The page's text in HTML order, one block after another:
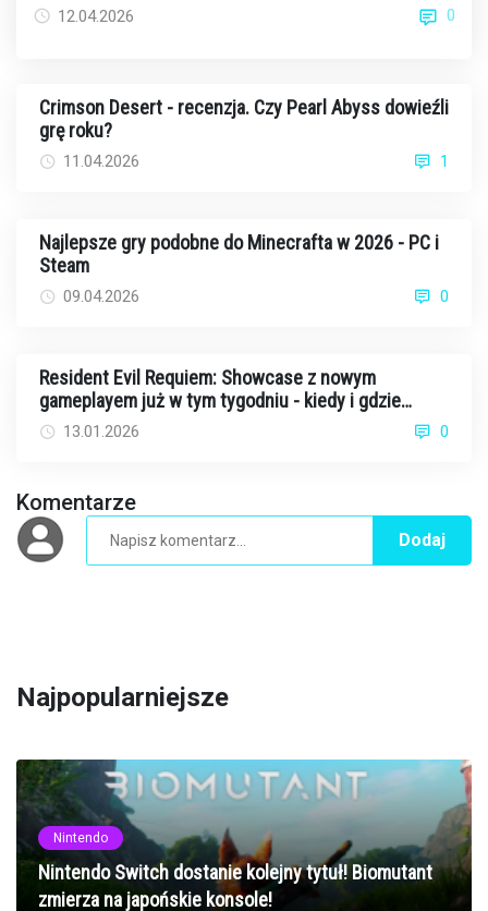
12.04.2026 0
Crimson Desert - recenzja. Czy Pearl Abyss dowieźli
grę roku?
11.04.2026 1
Najlepsze gry podobne do Minecrafta w 2026 - PC i
Steam
09.04.2026 0
Resident Evil Requiem: Showcase z nowym
gameplayem już w tym tygodniu - kiedy i gdzie
oglądać?
13.01.2026 0
Komentarze
Dodaj
Najpopularniejsze
Nintendo
Nintendo Switch dostanie kolejny tytuł! Biomutant
zmierza na japońskie konsole!